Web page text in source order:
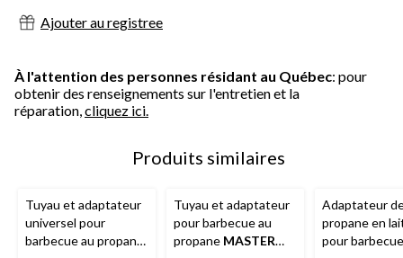
Ajouter au registree
À l'attention des personnes résidant au Québec: pour
obtenir des renseignements sur l'entretien et la
réparation,cliquez ici.
Produits similaires
Tuyau et adaptateur
universel pour
barbecue au propane
Tuyau et adaptateur
pour barbecue au
propane MASTER
Adaptateur
propane en
pour